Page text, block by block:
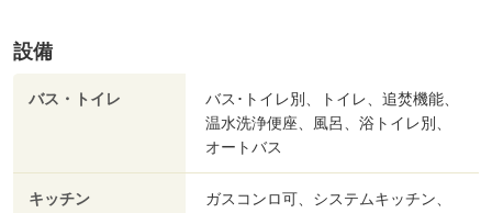
設備
バス・トイレ
バス･トイレ別、トイレ、追焚機能、
温水洗浄便座、風呂、浴トイレ別、
オートバス
キッチン
ガスコンロ可、システムキッチン、